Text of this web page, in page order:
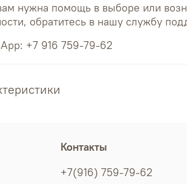
нужна помощь в выборе или
обратитесь в нашу службу
+7 916 759-79-62
Контакты
+7(916) 759-79-62